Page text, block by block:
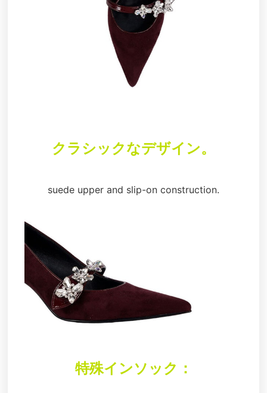
クラシックなデザイン。
suede upper and slip-on construction.
特殊インソック：